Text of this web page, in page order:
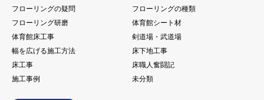
フローリングの疑問
フローリングの種類
フローリング研磨
体育館シート材
体育館床工事
剣道場・武道場
幅を広げる施工方法
床下地工事
床工事
床職人奮闘記
施工事例
未分類